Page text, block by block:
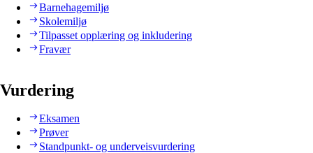
Barnehagemiljø
Skolemiljø
Tilpasset opplæring og inkludering
Fravær
Vurdering
Eksamen
Prøver
Standpunkt- og underveisvurdering